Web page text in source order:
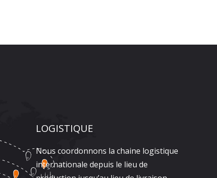
LOGISTIQUE
Nous coordonnons la chaine logistique
internationale depuis le lieu de